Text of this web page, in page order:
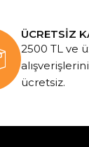
ÜCRETSİZ
2500 TL ve
ücretsiz.